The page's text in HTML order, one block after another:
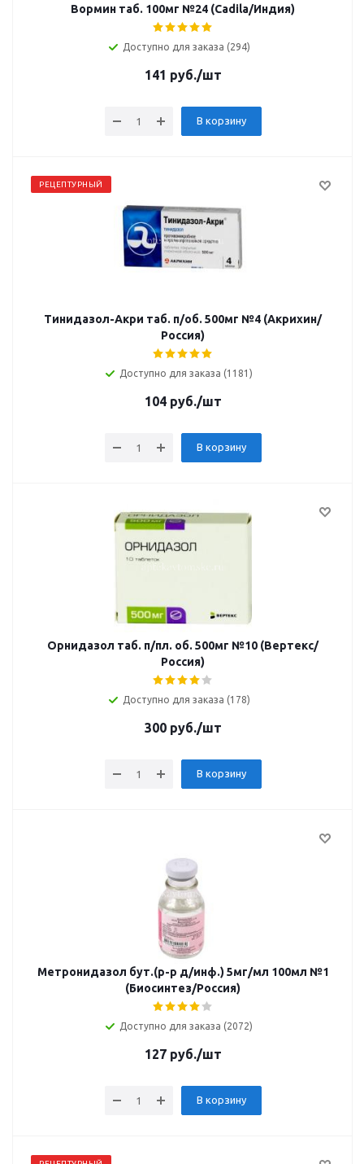
Вормин таб. 100мг №24 (Cadila/Индия)
Доступно для заказа (294)
141 руб./шт
В корзину
РЕЦЕПТУРНЫЙ
Тинидазол-Акри таб. п/об. 500мг №4 (Акрихин/
Россия)
Доступно для заказа (1181)
104руб./шт
В корзину
Орнидазол таб. п/пл. об. 500мг №10 (Вертекс/
Россия)
Доступно для заказа (178)
300руб./шт
В корзину
Метронидазол бут.(р-р д/инф.) 5мг/мл 100мл №1
(Биосинтез/Россия)
Доступно для заказа (2072)
127руб./шт
В корзину